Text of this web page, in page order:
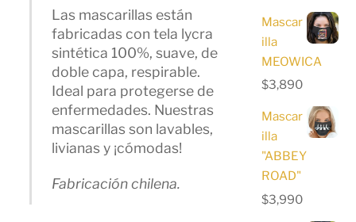
Las mascarillas están
fabricadas con tela lycra
sintética 100%, suave, de
doble capa, respirable.
Ideal para protegerse de
enfermedades. Nuestras
mascarillas son lavables,
livianas y ¡cómodas!
Fabricación chilena.
original
era:
$11,670.
precio
actual
es:
$11,590.
Mascar
illa
MEOWICA
$3,890
Mascar
illa
"ABBEY
ROAD"
$3,990